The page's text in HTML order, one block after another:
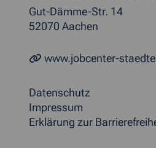
Gut-Dämme-Str. 14
52070 Aachen
www.jobcenter-
Datenschutz
Impressum
Erklärung zur